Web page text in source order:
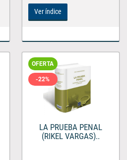
Ver índice
OFERTA
-22%
LA PRUEBA PENAL
(RIKEL VARGAS)..